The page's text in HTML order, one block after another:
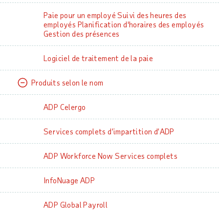
Paie pour un employé Suivi des heures des
employés Planification d'horaires des employés
Gestion des présences
Logiciel de traitement de la paie
Produits selon le nom
ADP Celergo
Services complets d’impartition d’ADP
ADP Workforce Now Services complets
InfoNuage ADP
ADP Global Payroll